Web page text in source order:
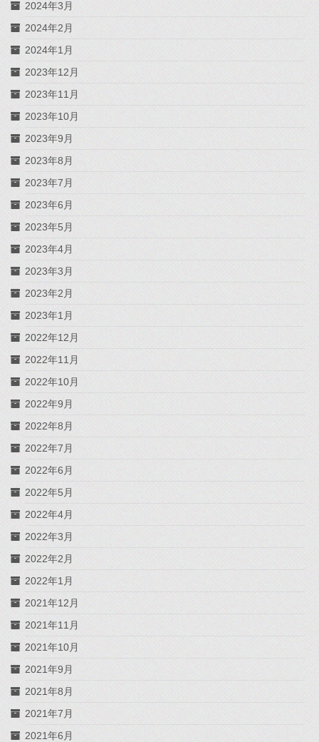
2024年3月
2024年2月
2024年1月
2023年12月
2023年11月
2023年10月
2023年9月
2023年8月
2023年7月
2023年6月
2023年5月
2023年4月
2023年3月
2023年2月
2023年1月
2022年12月
2022年11月
2022年10月
2022年9月
2022年8月
2022年7月
2022年6月
2022年5月
2022年4月
2022年3月
2022年2月
2022年1月
2021年12月
2021年11月
2021年10月
2021年9月
2021年8月
2021年7月
2021年6月